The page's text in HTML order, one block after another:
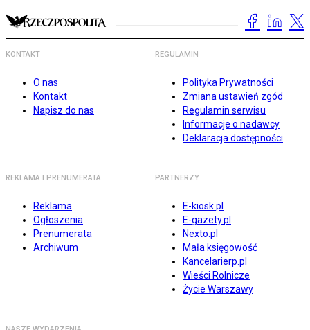
KONTAKT
O nas
Kontakt
Napisz do nas
REGULAMIN
Polityka Prywatności
Zmiana ustawień zgód
Regulamin serwisu
Informacje o nadawcy
Deklaracja dostępności
REKLAMA I PRENUMERATA
Reklama
Ogłoszenia
Prenumerata
Archiwum
PARTNERZY
E-kiosk.pl
E-gazety.pl
Nexto.pl
Mała księgowość
Kancelarierp.pl
Wieści Rolnicze
Życie Warszawy